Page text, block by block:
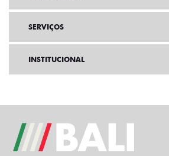
SERVIÇOS
INSTITUCIONAL